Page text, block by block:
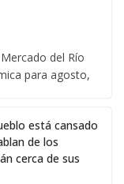
del Río
para agosto,
está cansado
de los
cerca de sus